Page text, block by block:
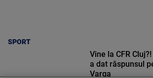
SPORT
Vine la CFR
a dat răspunsul
Varga